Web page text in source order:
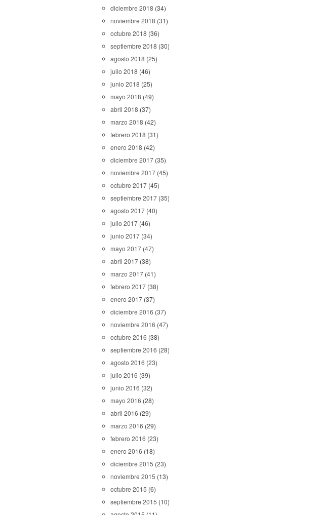
diciembre 2018 (34)
noviembre 2018 (31)
octubre 2018 (36)
septiembre 2018 (30)
agosto 2018 (25)
julio 2018 (46)
junio 2018 (25)
mayo 2018 (49)
abril 2018 (37)
marzo 2018 (42)
febrero 2018 (31)
enero 2018 (42)
diciembre 2017 (35)
noviembre 2017 (45)
octubre 2017 (45)
septiembre 2017 (35)
agosto 2017 (40)
julio 2017 (46)
junio 2017 (34)
mayo 2017 (47)
abril 2017 (38)
marzo 2017 (41)
febrero 2017 (38)
enero 2017 (37)
diciembre 2016 (37)
noviembre 2016 (47)
octubre 2016 (38)
septiembre 2016 (28)
agosto 2016 (23)
julio 2016 (39)
junio 2016 (32)
mayo 2016 (28)
abril 2016 (29)
marzo 2016 (29)
febrero 2016 (23)
enero 2016 (18)
diciembre 2015 (23)
noviembre 2015 (13)
octubre 2015 (6)
septiembre 2015 (10)